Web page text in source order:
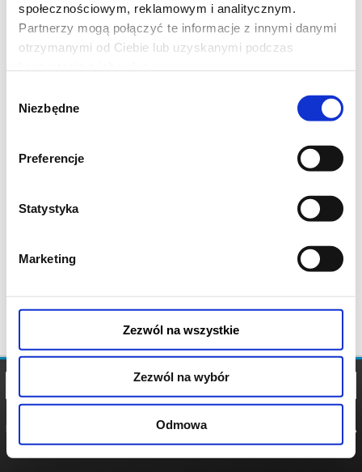
społecznościowym, reklamowym i analitycznym.
Partnerzy mogą połączyć te informacje z innymi danymi
otrzymanymi od Ciebie lub uzyskanymi podczas
zgody
Niezbędne
Preferencje
Statystyka
Marketing
Zezwól na wszystkie
Zezwól na wybór
Odmowa
POLITYKA
POLITYKA